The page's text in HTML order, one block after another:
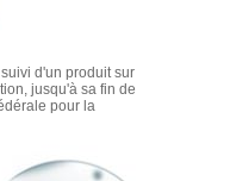
d'un produit sur
jusqu'à sa fin de
pour la